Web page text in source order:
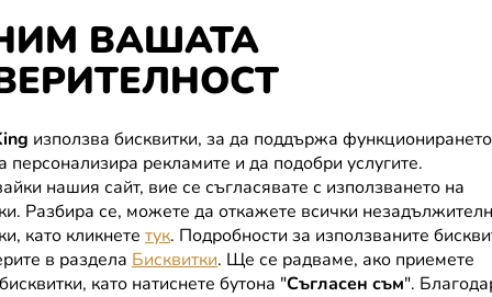
ВАШАТА
използва бисквитки, за да поддържа
персонализира рекламите и да подобри услугите.
нашия сайт, вие се съгласявате с използването на
Разбира се, можете да откажете всички
като кликнете тук. Подробности за използваните
в раздела Бисквитки. Ще се радваме, ако приемете
като натиснете бутона "Съгласен съм".
ЗА ВАС
и плащане
ПОЛЕЗНА ИНФОРМАЦИЯ
Парти блог